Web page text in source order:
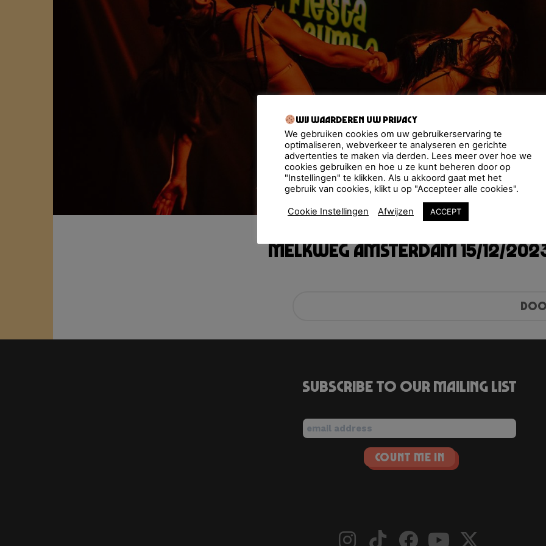
Melkweg Amsterdam 15/12/
Subscribe to our mailing list
Wij waarderen uw privacy
We gebruiken cookies om uw gebruikerservaring te
optimaliseren, webverkeer te analyseren en gerichte
advertenties te maken via derden. Lees meer over hoe we
cookies gebruiken en hoe u ze kunt beheren door op
"Instellingen" te klikken. Als u akkoord gaat met het
gebruik van cookies, klikt u op "Accepteer alle cookies".
Cookie Instellingen Afwijzen ACCEPT